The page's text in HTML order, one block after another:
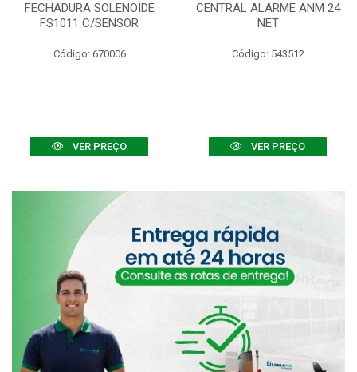
FECHADURA SOLENOIDE
FS1011 C/SENSOR
Código: 670006
VER PREÇO
CENTRAL ALARME ANM 24
NET
Código: 543512
VER PREÇO